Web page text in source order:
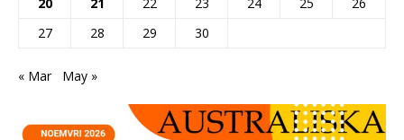
27
28 29 30
« Mar May »